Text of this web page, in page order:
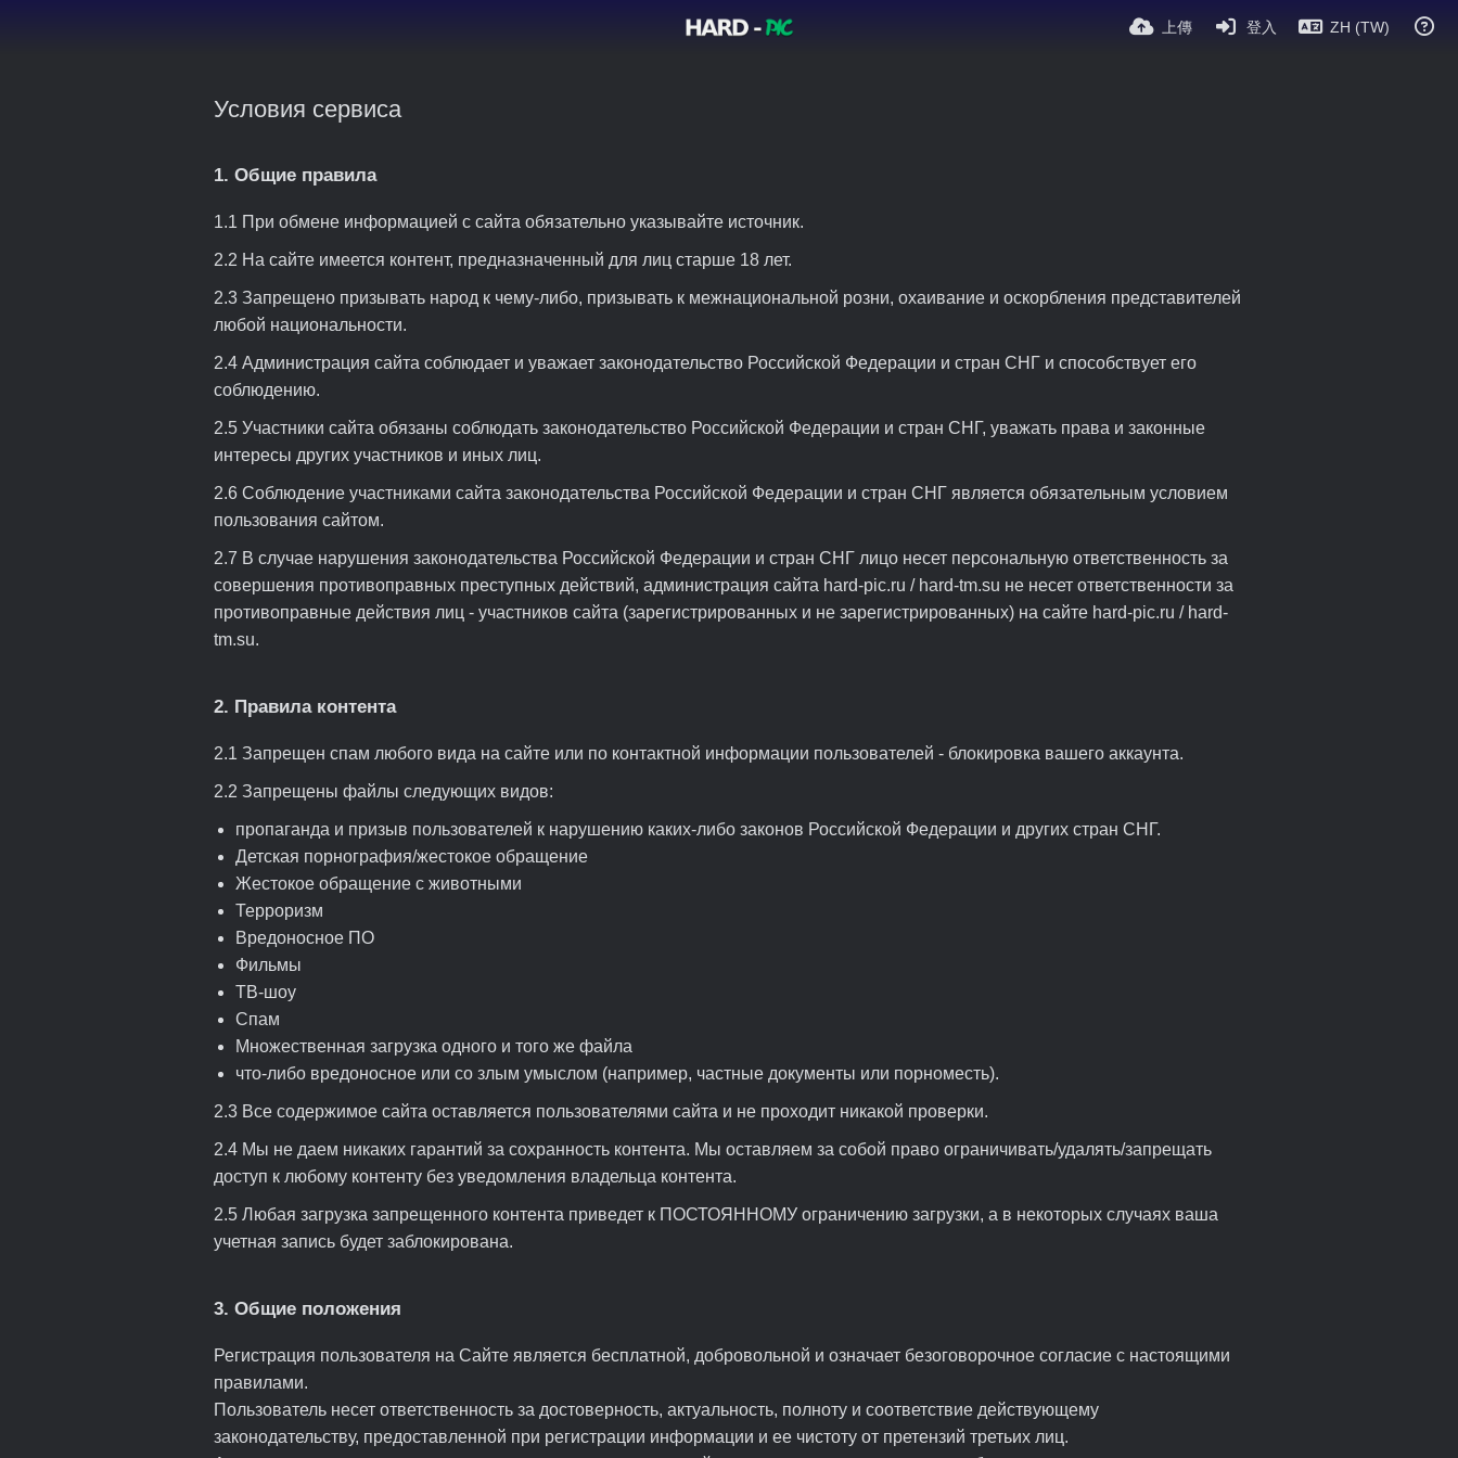
上傳 登入 ZH (TW)
Условия сервиса
1. Общие правила
1.1 При обмене информацией с сайта обязательно указывайте источник.
2.2 На сайте имеется контент, предназначенный для лиц старше 18 лет.
2.3 Запрещено призывать народ к чему-либо, призывать к межнациональной розни, охаивание и оскорбления представителей
любой национальности.
2.4 Администрация сайта соблюдает и уважает законодательство Российской Федерации и стран СНГ и способствует его
соблюдению.
2.5 Участники сайта обязаны соблюдать законодательство Российской Федерации и стран СНГ, уважать права и законные
интересы других участников и иных лиц.
2.6 Соблюдение участниками сайта законодательства Российской Федерации и стран СНГ является обязательным условием
пользования сайтом.
2.7 В случае нарушения законодательства Российской Федерации и стран СНГ лицо несет персональную ответственность за
совершения противоправных преступных действий, администрация сайта hard-pic.ru / hard-tm.su не несет ответственности за
противоправные действия лиц - участников сайта (зарегистрированных и не зарегистрированных) на сайте hard-pic.ru / hard-
tm.su.
2. Правила контента
2.1 Запрещен спам любого вида на сайте или по контактной информации пользователей - блокировка вашего аккаунта.
2.2 Запрещены файлы следующих видов:
пропаганда и призыв пользователей к нарушению каких-либо законов Российской Федерации и других стран СНГ.
Детская порнография/жестокое обращение
Жестокое обращение с животными
Терроризм
Вредоносное ПО
Фильмы
ТВ-шоу
Спам
Множественная загрузка одного и того же файла
что-либо вредоносное или со злым умыслом (например, частные документы или порноместь).
2.3 Все содержимое сайта оставляется пользователями сайта и не проходит никакой проверки.
2.4 Мы не даем никаких гарантий за сохранность контента. Мы оставляем за собой право ограничивать/удалять/запрещать
доступ к любому контенту без уведомления владельца контента.
2.5 Любая загрузка запрещенного контента приведет к ПОСТОЯННОМУ ограничению загрузки, а в некоторых случаях ваша
учетная запись будет заблокирована.
3. Общие положения
Регистрация пользователя на Сайте является бесплатной, добровольной и означает безоговорочное согласие с настоящими
правилами.
Пользователь несет ответственность за достоверность, актуальность, полноту и соответствие действующему
законодательству, предоставленной при регистрации информации и ее чистоту от претензий третьих лиц.